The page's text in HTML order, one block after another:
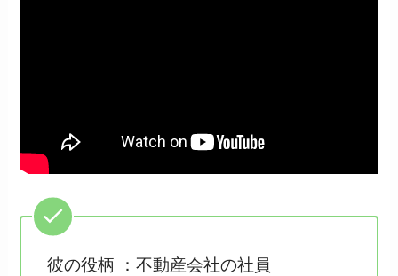
彼の役柄 ：不動産会社の社員